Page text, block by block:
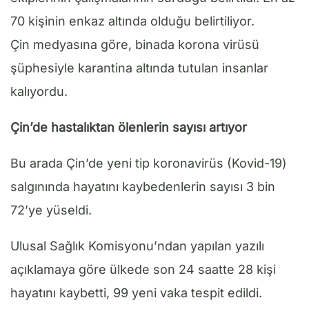
70 kişinin enkaz altında olduğu belirtiliyor.
Çin medyasına göre, binada korona virüsü
şüphesiyle karantina altında tutulan insanlar
kalıyordu.
Çin’de hastalıktan ölenlerin sayısı artıyor
Bu arada Çin’de yeni tip koronavirüs (Kovid-19)
salgınında hayatını kaybedenlerin sayısı 3 bin
72’ye yüseldi.
Ulusal Sağlık Komisyonu’ndan yapılan yazılı
açıklamaya göre ülkede son 24 saatte 28 kişi
hayatını kaybetti, 99 yeni vaka tespit edildi.